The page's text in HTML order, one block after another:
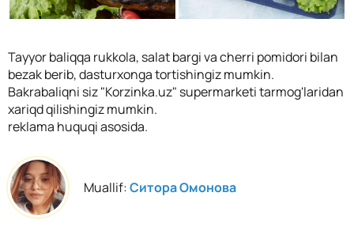
Tayyor baliqqa rukkola, salat bargi va cherri pomidori bilan
bezak berib, dasturxonga tortishingiz mumkin.
Bakrabaliqni siz "Korzinka.uz" supermarketi tarmog'laridan
xariqd qilishingiz mumkin.
reklama huquqi asosida.
Muallif:Ситора Омонова